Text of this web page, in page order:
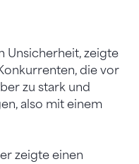
Unsicherheit, zeigte
die vor
zu stark und
also mit einem
zeigte einen